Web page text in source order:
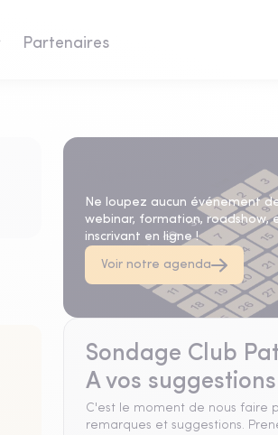
Partenaires
Ne loupez aucun événement
webinar, formation, roadshow,
inscrivant en ligne !
Voir notre agenda
Sondage Club
A vos
C'est le moment de nous faire
remarques et suggestions.